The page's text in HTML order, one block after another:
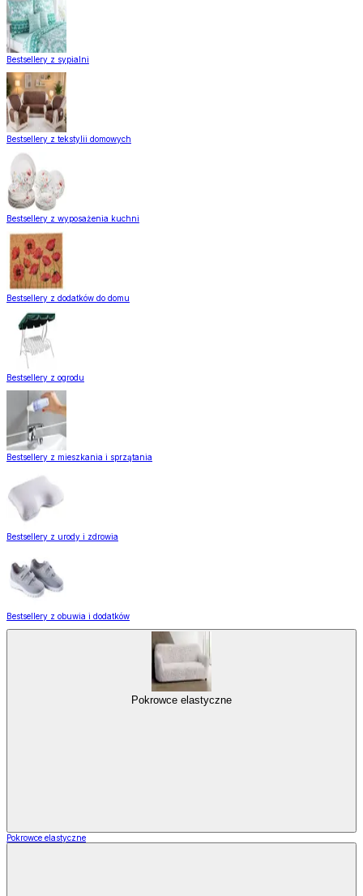
Bestsellery z sypialni
Bestsellery z tekstylii domowych
Bestsellery z wyposażenia kuchni
Bestsellery z dodatków do domu
Bestsellery z ogrodu
Bestsellery z mieszkania i sprzątania
Bestsellery z urody i zdrowia
Bestsellery z obuwia i dodatków
Pokrowce elastyczne
Pokrowce elastyczne